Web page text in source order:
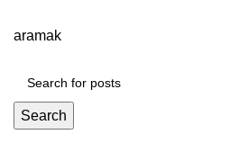
aramak
Search